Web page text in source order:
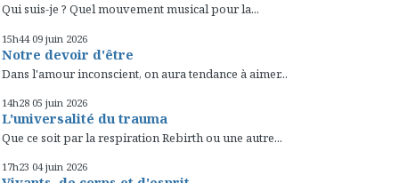
Qui suis-je ? Quel mouvement musical pour la...
15h44 09 juin 2026
Notre devoir d'être
Dans l'amour inconscient, on aura tendance à aimer...
14h28 05 juin 2026
L'universalité du trauma
Que ce soit par la respiration Rebirth ou une autre...
17h23 04 juin 2026